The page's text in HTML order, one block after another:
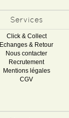
Services
Click & Collect
Echanges & Retour
Nous contacter
Recrutement
Mentions légales
CGV